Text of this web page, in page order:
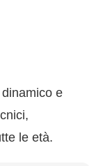
e
le età.